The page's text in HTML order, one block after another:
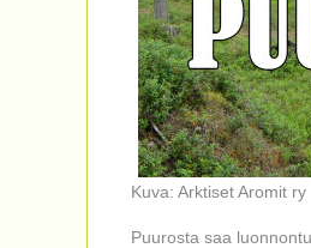
Kuva: Arktiset Aromit ry
Puurosta saa